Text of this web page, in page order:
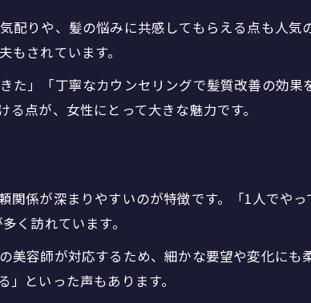
別な価値
ント解説
力とは
ビス体験
りや、髪の悩みに共感してもらえる点も人気
されています。
た」「丁寧なカウンセリングで髪質改善の効果
点が、女性にとって大きな魅力です。
係が深まりやすいのが特徴です。「1人でやっ
く訪れています。
美容師が対応するため、細かな要望や変化にも
といった声もあります。